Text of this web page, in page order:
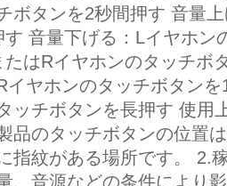
ボタンを2秒間押す 音量
す 音量下げる：Lイヤホン
たはRイヤホンのタッチボ
イヤホンのタッチボタン
ッチボタンを長押す 使用
品のタッチボタンの位置
指紋がある場所です。 2.
、音源などの条件により